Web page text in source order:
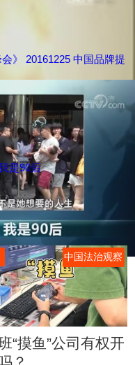
》 20161225 中国品牌提
是90后
中国法治观察
班“摸鱼”公司有权开